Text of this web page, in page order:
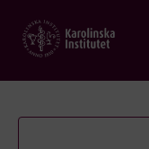
main